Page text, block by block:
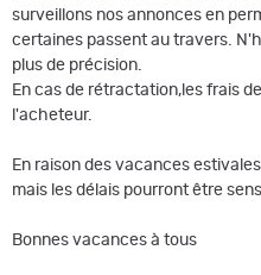
surveillons nos annonces en
certaines passent au travers.
plus de précision.
En cas de rétractation,les frais
l'acheteur.
En raison des vacances
mais les délais pourront être
Bonnes vacances à tous